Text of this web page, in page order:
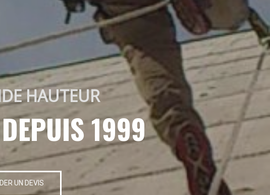
HAUTEUR
1999
UN DEVIS